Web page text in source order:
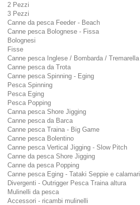
2 Pezzi
3 Pezzi
Canne da pesca Feeder - Beach
Canne pesca Bolognese - Fissa
Bolognesi
Fisse
Canne pesca Inglese / Bombarda / Tremarella
Canne pesca da Trota
Canne pesca Spinning - Eging
Pesca Spinning
Pesca Eging
Pesca Popping
Canna pesca Shore Jigging
Canne pesca da Barca
Canne pesca Traina - Big Game
Canne pesca Bolentino
Canne pesca Vertical Jigging - Slow Pitch
Canne da pesca Shore Jigging
Canne da pesca Popping
Canne pesca Eging - Tataki Seppie e calamari
Divergenti - Outrigger Pesca Traina altura
Mulinelli da pesca
Accessori - ricambi mulinelli